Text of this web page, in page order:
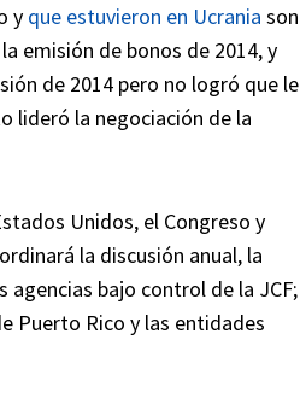
y que estuvieron en Ucrania son
emisión de bonos de 2014, y
de 2014 pero no logró que le
lideró la negociación de la
Unidos, el Congreso y
la discusión anual, la
agencias bajo control de la JCF;
Puerto Rico y las entidades